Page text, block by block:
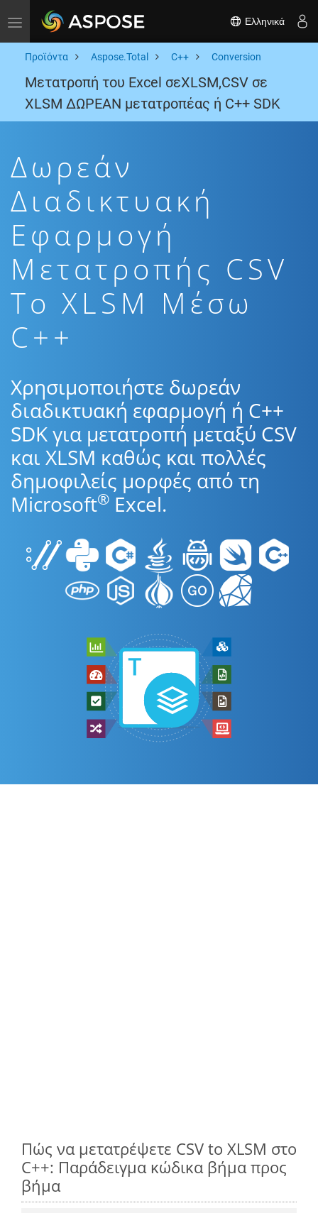
Toggle navigation Ελληνικά
Προϊόντα Aspose.Total C++ Conversion
Μετατροπή του Excel σεXLSM,CSV σε
XLSM ΔΩΡΕΑΝ μετατροπέας ή C++ SDK
Δωρεάν
Διαδικτυακή
Εφαρμογή
Μετατροπής CSV
To XLSM Μέσω
C++
Χρησιμοποιήστε δωρεάν
διαδικτυακή εφαρμογή ή C++
SDK για μετατροπή μεταξύ CSV
και XLSM καθώς και πολλές
δημοφιλείς μορφές από τη
Microsoft® Excel.
Πώς να μετατρέψετε CSV to XLSM στο
C++: Παράδειγμα κώδικα βήμα προς
βήμα